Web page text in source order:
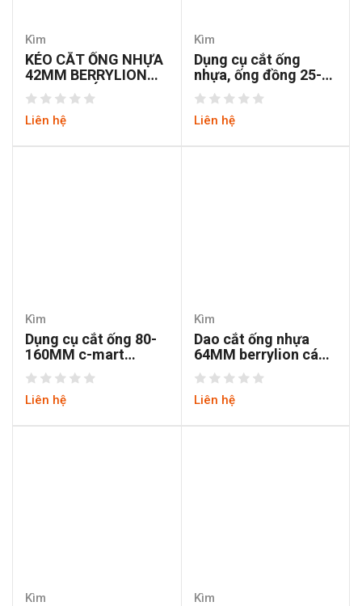
Kìm
KÉO CẮT ỐNG NHỰA
42MM BERRYLION
PVC308 CÁN 220MM
NHÔNG LÒ XO BẨY
Liên hệ
Kìm
Dụng cụ cắt ống
nhựa, ống đồng 25-
75MM c-mart
Liên hệ
Kìm
Dụng cụ cắt ống 80-
160MM c-mart
A1704-160
Liên hệ
Kìm
Dao cắt ống nhựa
64MM berrylion cán
250MM
Liên hệ
Kìm Kìm